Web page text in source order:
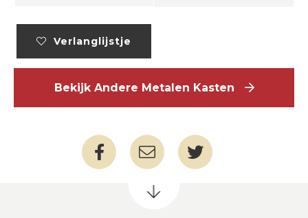
Verlanglijstje
Bekijk Andere Metalen Kasten